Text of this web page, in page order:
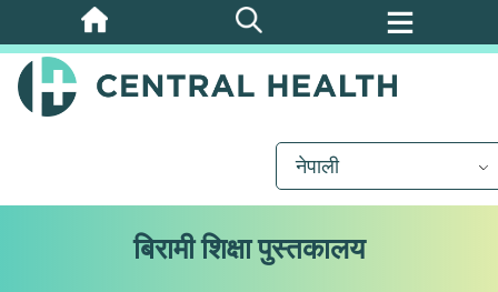
मुख्य
सामग्रीमा
जानुहोस्
नेपाली
बिरामी शिक्षा पुस्तकालय